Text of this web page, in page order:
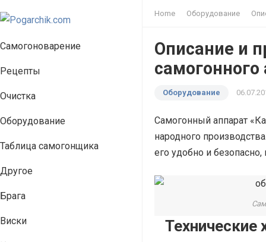
Самогоноварение
Рецепты
Очистка
Оборудование
Таблица самогонщика
Другое
Брага
Виски
Home Оборудование
Описание и
Оборудование
Самогонный аппарат
народного
его удобно и
Технические